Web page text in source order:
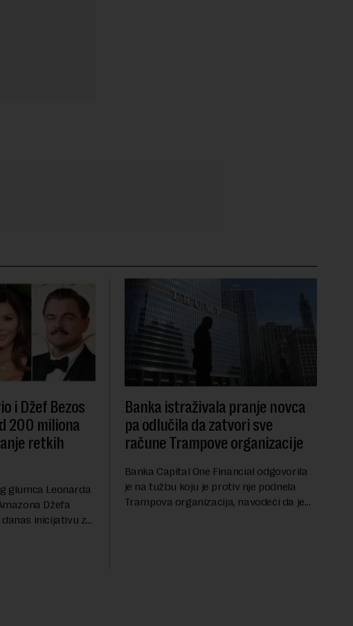
i Džef Bezos
200 miliona
retkih
glumca Leonarda
Džefa
inicijativu za
Banka istraživala pranje novca
pa odlučila da zatvori sve
račune Trampove organizacije
Banka Capital One Financial odgovorila
je na tužbu koju je protiv nje podnela
Trampova organizacija, navodeći da je